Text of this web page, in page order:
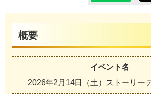
概要
イベント名
2026年2月14日（土）ストーリー